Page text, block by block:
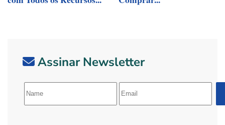
Assinar Newsletter